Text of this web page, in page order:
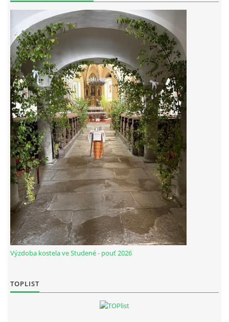
ÚVAHA MĚSÍCE
INSPIRACE
M O D L I T B A
DĚTEM
VIDEA Z NAŠÍ FARNOSTI
VYBRÁNO Z POŘADŮ ČESKÉHO ROZHLASU
VYBRÁNO Z POŘADŮ ČT A JINÝCH TV STANIC
UDĚLEJTE SI VÝLET
Výzdoba kostela ve Studené - pouť 2026
TOPLIST